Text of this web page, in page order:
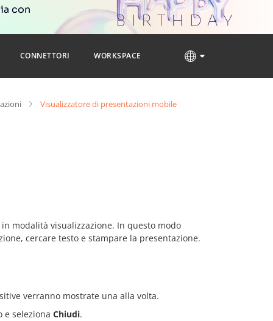
con
CONNETTORI WORKSPACE
Visualizzatore di presentazioni mobile
modalità visualizzazione. In questo modo
cercare testo e stampare la presentazione.
verranno mostrate una alla volta.
e seleziona Chiudi.